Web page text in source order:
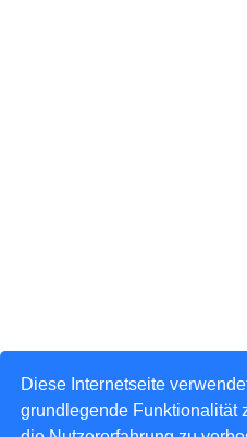
Diese Internetseite
grundlegende Funktionalität